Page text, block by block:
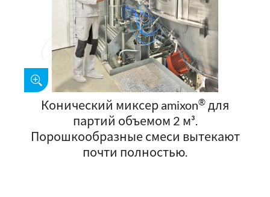
Конический миксер amixon® для
партий объемом 2 м³.
Порошкообразные смеси вытекают
почти полностью.